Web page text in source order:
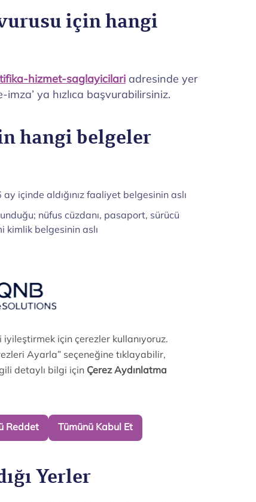
için hangi
hizmet-saglayicilari adresinde yer
imza’ ya hızlıca başvurabilirsiniz.
hangi belgeler
içinde aldığınız faaliyet belgesinin aslı
nüfus cüzdanı, pasaport, sürücü
kimlik belgesinin aslı
KAMU SM üzerinden yürütebilirsiniz.
ibraz eden herkes bireysel e-
ile uğraşıp, serbest meslek makbuzu
SM üzerinden e-imza başvurusunda
Yerler